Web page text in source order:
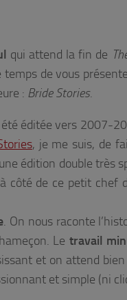
qui attend la fin de
temps de vous
: Bride Stories.
éditée vers 2007-
, je me suis, de
édition double très
côté de ce petit
. On nous raconte
Le travail
et on attend
et simple (ni